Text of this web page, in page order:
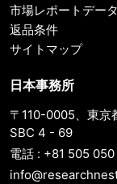
市場レポートデータ
返品条件
サイトマップ
日本事務所
〒110-0005、東京
SBC 4 - 69
電話 : +81 505